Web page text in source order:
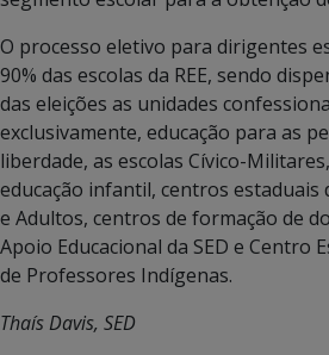
O processo eletivo para dirigentes
90% das escolas da REE, sendo
das eleições as unidades
exclusivamente, educação para as
liberdade, as escolas Cívico-
educação infantil, centros estaduais
e Adultos, centros de formação de
Apoio Educacional da SED e Centro
de Professores Indígenas.
Thaís Davis, SED